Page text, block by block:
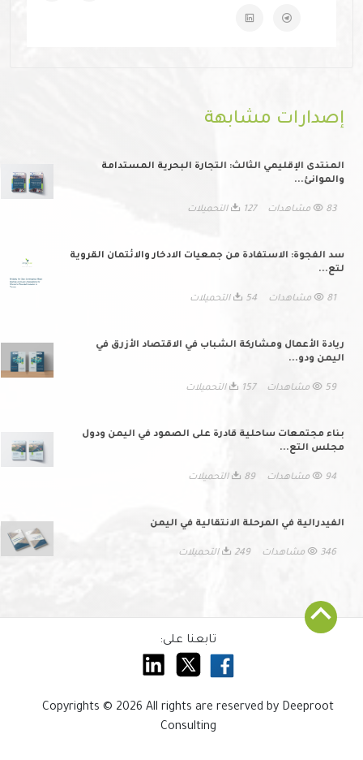
إصدارات مشابهة
المنتدى الإقليمي الثالث: التجارة البحرية المستدامة
والموانئ...
83 مشاهدات 127 التحميلات
سد الفجوة: الاستفادة من جمعيات الادخار والائتمان القروية
لتع...
81 مشاهدات 54 التحميلات
ريادة الأعمال ومشاركة الشباب في الاقتصاد الأزرق في
اليمن ودو...
59 مشاهدات 157 التحميلات
بناء مجتمعات ساحلية قادرة على الصمود في اليمن ودول
مجلس التع...
94 مشاهدات 89 التحميلات
الفيدرالية في المرحلة الانتقالية في اليمن
346 مشاهدات 249 التحميلات
تابعنا على:
Copyrights © 2026 All rights are reserved by Deeproot
Consulting